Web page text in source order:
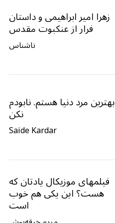
زهرا امیر ابراهیمی و داستان
فرار از عنکبوت مقدس
ناشناس
بهترین مرد دنیا هستم. نابودم
نکن
Saide Kardar
فیلمهای موزیکال یادتان که
هست؟ این یکی هم خوب
است